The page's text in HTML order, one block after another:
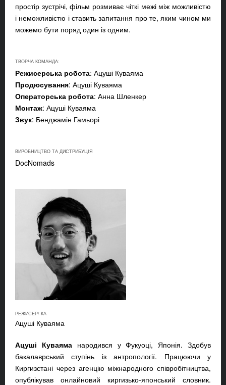
простір зустрічі, фільм розмиває чіткі межі між можливістю
і неможливістю і ставить запитання про те, яким чином ми
можемо бути поряд один із одним.
ТВОРЧА КОМАНДА:
Режисерська робота: Ацуші Куваяма
Продюсування: Ацуші Куваяма
Операторська робота: Анна Шленкер
Монтаж: Ацуші Куваяма
Звук: Бенджамін Гамьорі
ВИРОБНИЦТВО ТА ДИСТРИБУЦІЯ
DocNomads
РЕЖИСЕР/-КА
Ацуші Куваяма
Ацуші Куваяманародився у Фукуоці, Японія. Здобув
бакалаврський ступінь із антропології. Працюючи у
Киргизстані через агенцію міжнародного співробітництва,
опублікував онлайновий киргизько-японський словник.